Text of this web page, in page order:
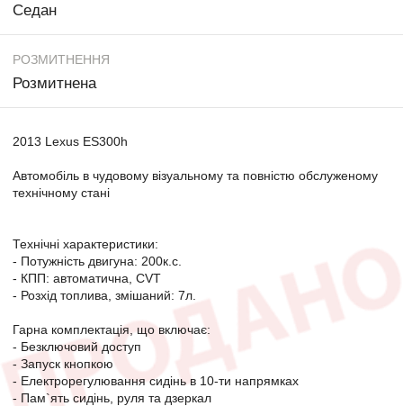
Седан
РОЗМИТНЕННЯ
Розмитнена
2013 Lexus ES300h
Автомобіль в чудовому візуальному та повністю обслуженому
технічному стані
Технічні характеристики:
- Потужність двигуна: 200к.с.
- КПП: автоматична, СVT
- Розхід топлива, змішаний: 7л.
Гарна комплектація, що включає:
- Безключовий доступ
- Запуск кнопкою
- Електрорегулювання сидінь в 10-ти напрямках
- Пам`ять сидінь, руля та дзеркал